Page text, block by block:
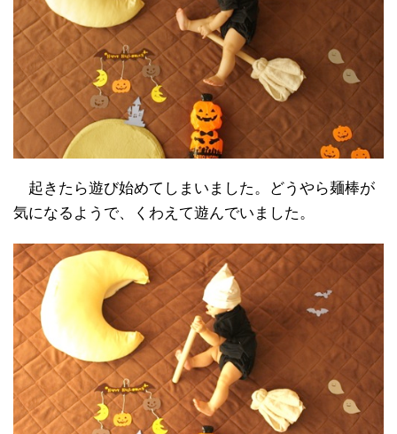
起きたら遊び始めてしまいました。どうやら麺棒が
気になるようで、くわえて遊んでいました。